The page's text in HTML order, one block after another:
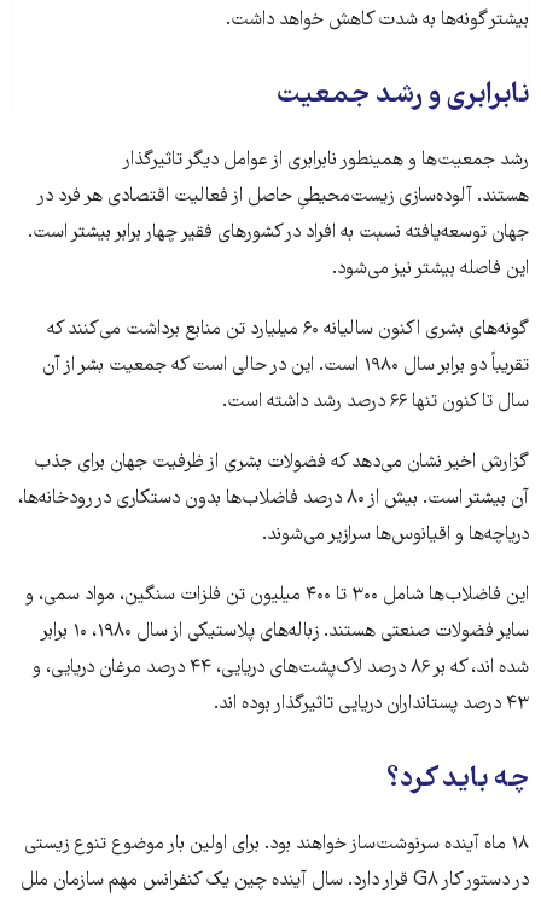
بیشتر گونه‌ها به شدت کاهش خواهد داشت.
نابرابری و رشد جمعیت
رشد جمعیت‌ها و همینطور نابرابری از عوامل دیگر تاثیرگذار
هستند. آلوده‌سازی زیست‌محیطیِ حاصل از فعالیت‌ اقتصادی هر فرد در
جهان توسعه‌یافته نسبت به افراد در کشورهای فقیر چهار برابر بیشتر است.
این فاصله بیشتر نیز می‌شود.
گونه‌های بشری اکنون سالیانه ۶۰ میلیارد تن منابع برداشت می‌کنند که
تقریباً دو برابر سال ۱۹۸۰ است. این در حالی است که جمعیت بشر از آن
سال تا کنون تنها ۶۶ درصد رشد داشته است.
گزارش اخیر نشان می‌دهد که فضولات بشری از ظرفیت جهان برای جذب
آن بیشتر است. بیش از ۸۰ درصد فاضلاب‌ها بدون دستکاری در رودخانه‌ها،
دریاچه‌ها و اقیانوس‌ها سرازیر می‌شوند.
این فاضلاب‌ها شامل ۳۰۰ تا ۴۰۰ میلیون تن فلزات سنگین، مواد سمی، و
سایر فضولات صنعتی هستند. زباله‌های پلاستیکی از سال ۱۹۸۰، ۱۰ برابر
شده اند، که بر ۸۶ درصد لاک‌پشت‌های دریایی، ۴۴ درصد مرغان دریایی، و
۴۳ درصد پستانداران دریایی تاثیرگذار بوده اند.
چه باید کرد؟
۱۸ ماه آینده سرنوشت‌ساز خواهند بود. برای اولین بار موضوع تنوع زیستی
در دستور کار G۸ قرار دارد. سال آینده چین یک کنفرانس مهم سازمان ملل